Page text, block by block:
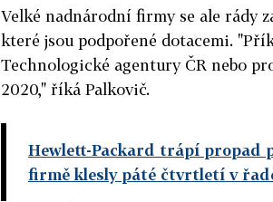
Velké nadnárodní firmy se ale rády
které jsou podpořené dotacemi.
Technologické agentury ČR nebo
2020," říká Palkovič.
Hewlett-Packard trápí propad
firmě klesly páté čtvrtletí v